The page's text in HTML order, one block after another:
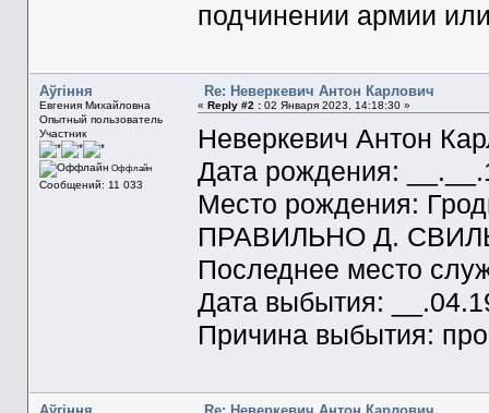
подчинении армии
Aўгiння
Евгения Михайловна
Опытный пользователь
Участник
Оффлайн
Сообщений: 11 033
Re: Неверкевич Антон Карлович
« Reply #2 :02 Января 2023, 14:18:30 »
Неверкевич Антон
Дата рождения:
Место рождения:
ПРАВИЛЬНО Д.
Последнее место
Дата выбытия:
Причина выбытия: